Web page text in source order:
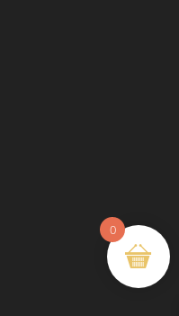
0